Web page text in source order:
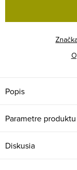
Popis
Parametre produktu
Diskusia